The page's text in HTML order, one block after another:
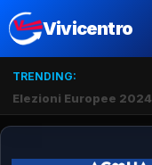
Vivicentro
TRENDING:
Elezioni Europee 2024